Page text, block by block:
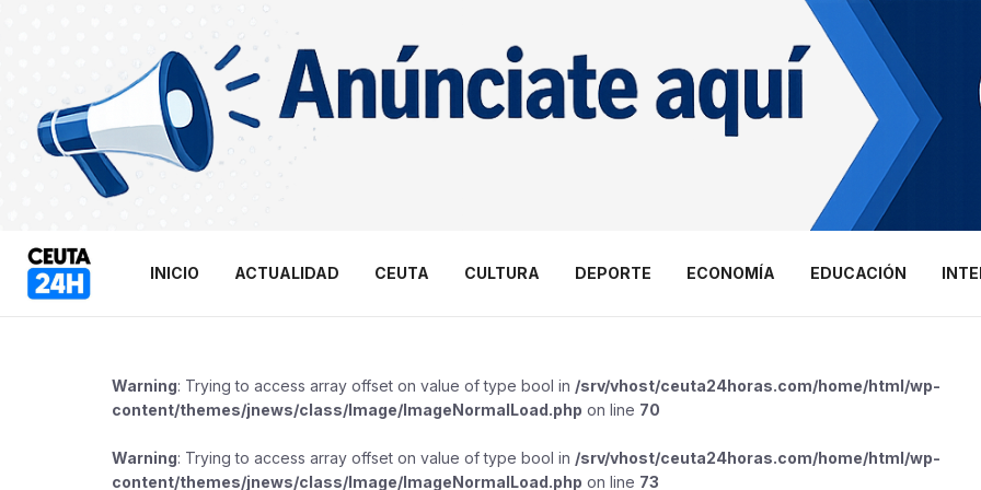
INICIO ACTUALIDAD CEUTA CULTURA DEPORTE ECONOMÍA EDUCACIÓN
Warning: Trying to access array offset on value of type bool in /srv/vhost/ceuta24horas.com/home/html/wp-
content/themes/jnews/class/Image/ImageNormalLoad.php on line 70
Warning: Trying to access array offset on value of type bool in /srv/vhost/ceuta24horas.com/home/html/wp-
content/themes/jnews/class/Image/ImageNormalLoad.php on line 73